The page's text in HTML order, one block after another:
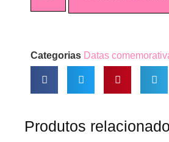
Categorias Datas
Produtos